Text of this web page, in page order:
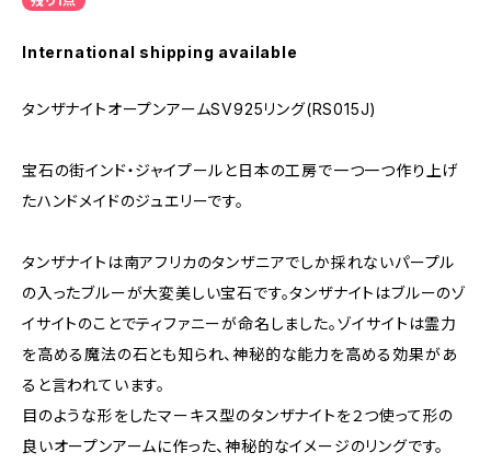
International shipping available
タンザナイトオープンアームSV925リング(RS015J)
宝石の街インド・ジャイプールと日本の工房で一つ一つ作り上げ
たハンドメイドのジュエリーです。
タンザナイトは南アフリカのタンザニアでしか採れないパープル
の入ったブルーが大変美しい宝石です。タンザナイトはブルーのゾ
イサイトのことでティファニーが命名しました。ゾイサイトは霊力
を高める魔法の石とも知られ、神秘的な能力を高める効果があ
ると言われています。
目のような形をしたマーキス型のタンザナイトを２つ使って形の
良いオープンアームに作った、神秘的なイメージのリングです。